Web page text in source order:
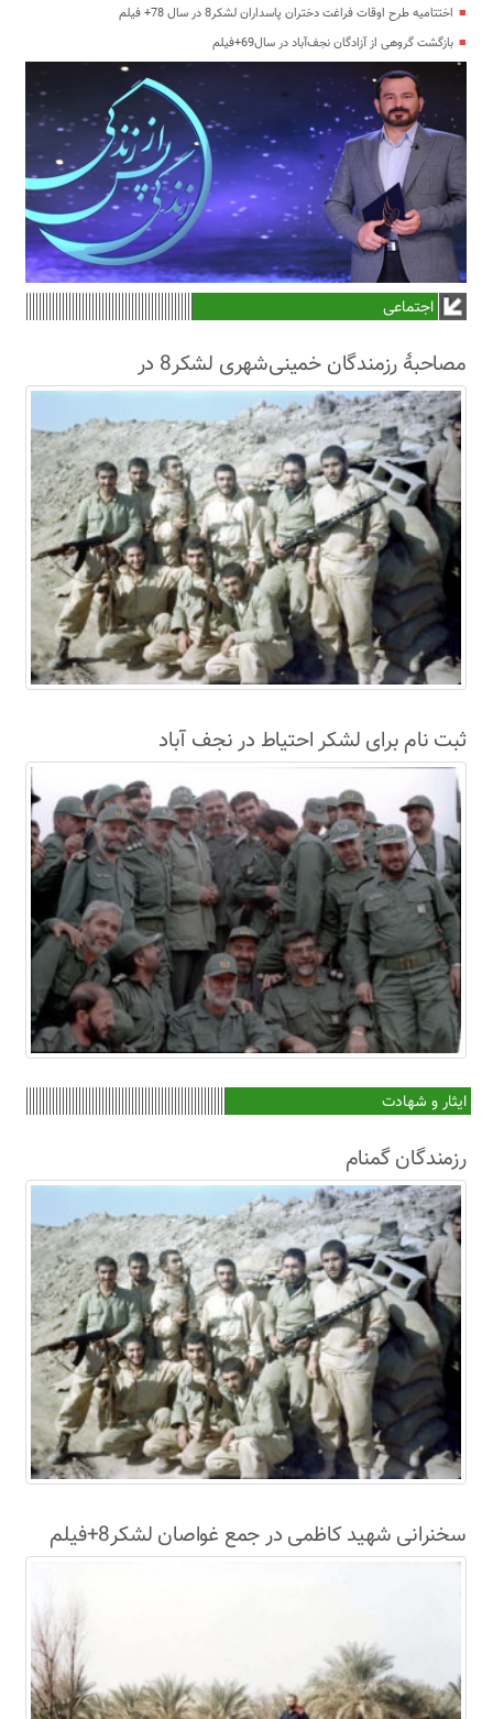
اختتامیه طرح اوقات فراغت دختران پاسداران لشکر8 در سال 78+ فیلم
بازگشت گروهی از آزادگان نجف‌آباد در سال69+فیلم
اجتماعی
مصاحبۀ رزمندگان خمینی‌شهری لشکر8 در
سال63+فیلم
ثبت نام برای لشکر احتیاط در نجف آباد
ایثار و شهادت
رزمندگان گمنام
سخنرانی شهید کاظمی در جمع غواصان لشکر8+فیلم